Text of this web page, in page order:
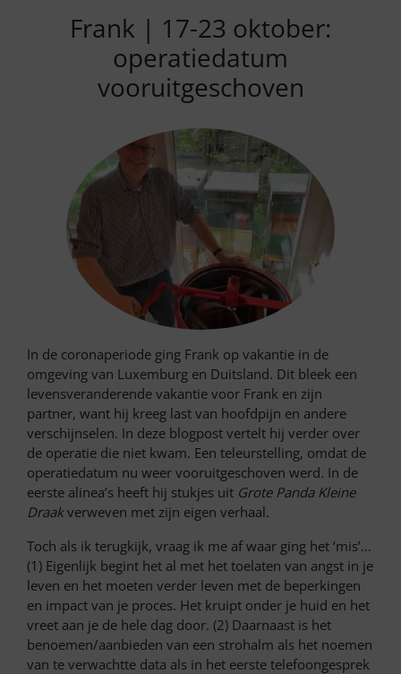
Frank | 17-23 oktober:
operatiedatum
vooruitgeschoven
In de coronaperiode ging Frank op vakantie in de
omgeving van Luxemburg en Duitsland. Dit bleek een
levensveranderende vakantie voor Frank en zijn
partner, want hij kreeg last van hoofdpijn en andere
verschijnselen. In deze blogpost vertelt hij verder over
de operatie die niet kwam. Een teleurstelling, omdat de
operatiedatum nu weer vooruitgeschoven werd. In de
eerste alinea’s heeft hij stukjes uit Grote Panda Kleine
Draakverweven met zijn eigen verhaal.
Toch als ik terugkijk, vraag ik me af waar ging het ‘mis’…
(1) Eigenlijk begint het al met het toelaten van angst in je
leven en het moeten verder leven met de beperkingen
en impact van je proces. Het kruipt onder je huid en het
vreet aan je de hele dag door. (2) Daarnaast is het
benoemen/aanbieden van een strohalm als het noemen
van te verwachtte data als in het eerste telefoongesprek